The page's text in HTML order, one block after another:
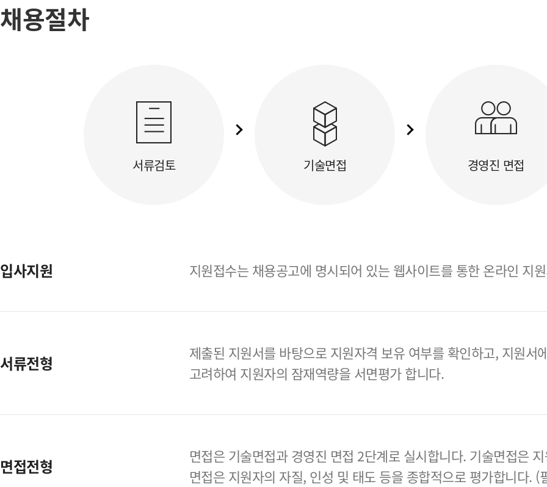
채용절차
서류검토 기술면접 경영진 면접
입사지원 지원접수는 채용공고에 명시되어 있는 웹사이트를 통한 온라인 지
서류전형
제출된 지원서를 바탕으로 지원자격 보유 여부를 확인하고, 지원서
고려하여 지원자의 잠재역량을 서면평가 합니다.
면접전형 면접은 기술면접과 경영진 면접 2단계로 실시합니다. 기술면접은
면접은 지원자의 자질, 인성 및 태도 등을 종합적으로 평가합니다. (